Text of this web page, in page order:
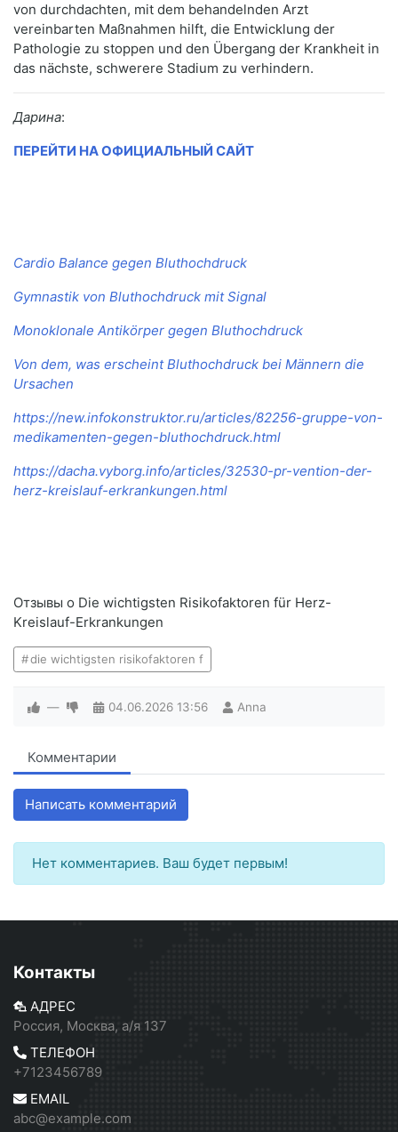
von durchdachten, mit dem behandelnden Arzt
vereinbarten Maßnahmen hilft, die Entwicklung der
Pathologie zu stoppen und den Übergang der Krankheit in
das nächste, schwerere Stadium zu verhindern.
Дарина:
ПЕРЕЙТИ НА ОФИЦИАЛЬНЫЙ САЙТ
Cardio Balance gegen Bluthochdruck
Gymnastik von Bluthochdruck mit Signal
Monoklonale Antikörper gegen Bluthochdruck
Von dem, was erscheint Bluthochdruck bei Männern die
Ursachen
https://new.infokonstruktor.ru/articles/82256-gruppe-von-
medikamenten-gegen-bluthochdruck.html
https://dacha.vyborg.info/articles/32530-pr-vention-der-
herz-kreislauf-erkrankungen.html
Отзывы о Die wichtigsten Risikofaktoren für Herz-
Kreislauf-Erkrankungen
die wichtigsten risikofaktoren f
— 04.06.2026 13:56 Anna
Комментарии
Написать комментарий
Нет комментариев. Ваш будет первым!
Контакты
АДРЕС
Россия, Москва, а/я 137
ТЕЛЕФОН
+7123456789
EMAIL
abc@example.com